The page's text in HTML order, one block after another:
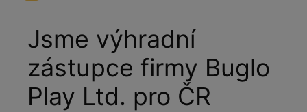
Jsme výhradní
zástupce firmy Buglo
Play Ltd. pro ČR